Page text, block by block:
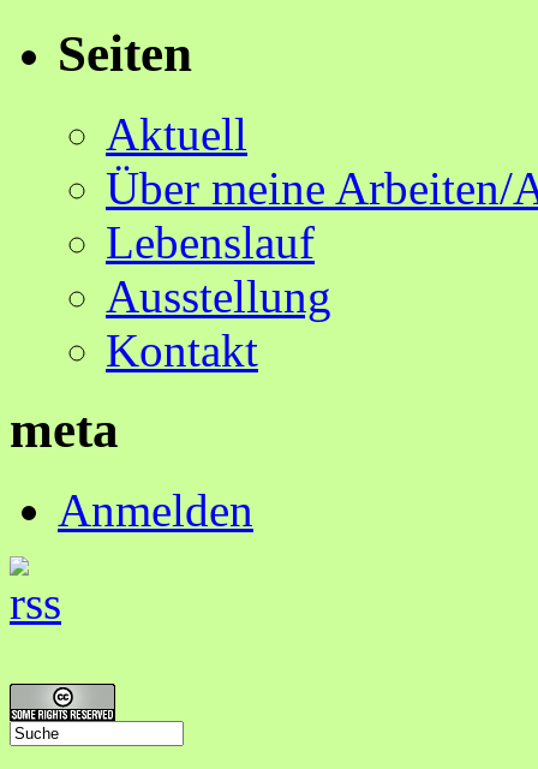
Seiten
Aktuell
Über meine Arbeiten/
Lebenslauf
Ausstellung
Kontakt
meta
Anmelden